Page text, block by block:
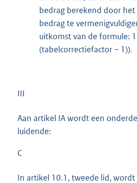
bedrag berekend door het
bedrag te
uitkomst van de formule:
(tabelcorrectiefactor – 1)).
III
Aan artikel IA wordt een
luidende:
C
In artikel 10.1, tweede lid,